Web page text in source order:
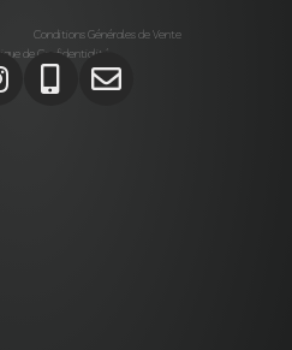
Conditions Générales de Vente
de Confidentialité